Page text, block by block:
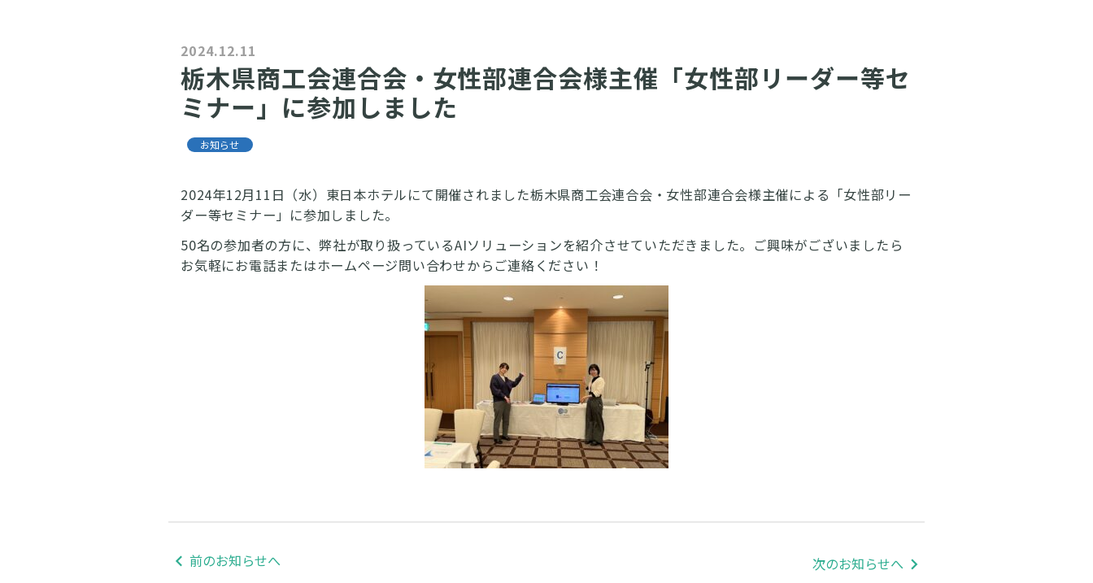
2024.12.11
栃木県商工会連合会・女性部連合会様主催「女性部リーダー等セ
ミナー」に参加しました
お知らせ
2024年12月11日（水）東日本ホテルにて開催されました栃木県商工会連合会・女性部連合会様主催による「女性部リー
ダー等セミナー」に参加しました。
50名の参加者の方に、弊社が取り扱っているAIソリューションを紹介させていただきました。ご興味がございましたら
お気軽にお電話またはホームページ問い合わせからご連絡ください！
前のお知らせへ 次のお知らせへ